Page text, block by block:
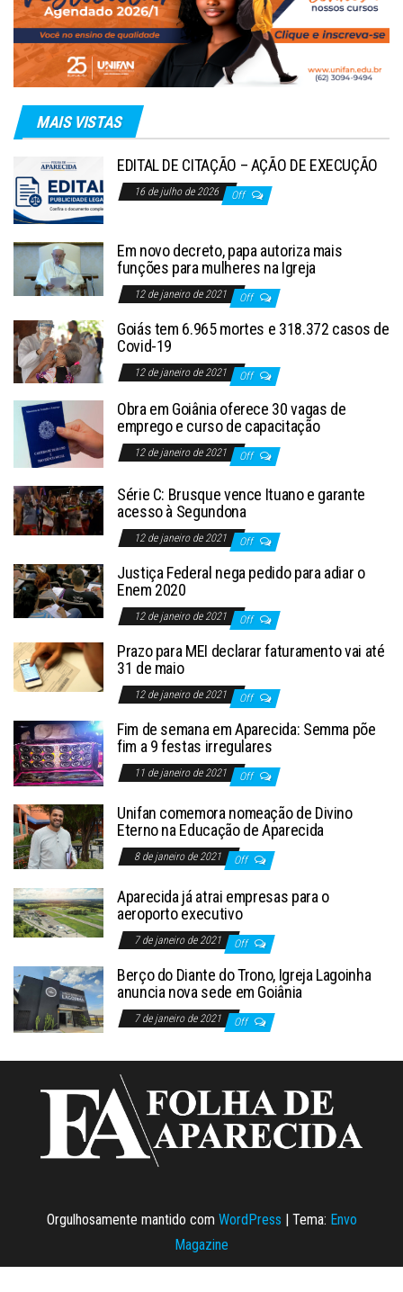
MAIS VISTAS
EDITAL DE CITAÇÃO – AÇÃO DE EXECUÇÃO
16 de julho de 2026 Off
Em novo decreto, papa autoriza mais
funções para mulheres na Igreja
12 de janeiro de 2021 Off
Goiás tem 6.965 mortes e 318.372 casos de
Covid-19
12 de janeiro de 2021 Off
Obra em Goiânia oferece 30 vagas de
emprego e curso de capacitação
12 de janeiro de 2021 Off
Série C: Brusque vence Ituano e garante
acesso à Segundona
12 de janeiro de 2021 Off
Justiça Federal nega pedido para adiar o
Enem 2020
12 de janeiro de 2021 Off
Prazo para MEI declarar faturamento vai até
31 de maio
12 de janeiro de 2021 Off
Fim de semana em Aparecida: Semma põe
fim a 9 festas irregulares
11 de janeiro de 2021 Off
Unifan comemora nomeação de Divino
Eterno na Educação de Aparecida
8 de janeiro de 2021 Off
Aparecida já atrai empresas para o
aeroporto executivo
7 de janeiro de 2021 Off
Berço do Diante do Trono, Igreja Lagoinha
anuncia nova sede em Goiânia
7 de janeiro de 2021 Off
Orgulhosamente mantido com WordPress | Tema: Envo
Magazine